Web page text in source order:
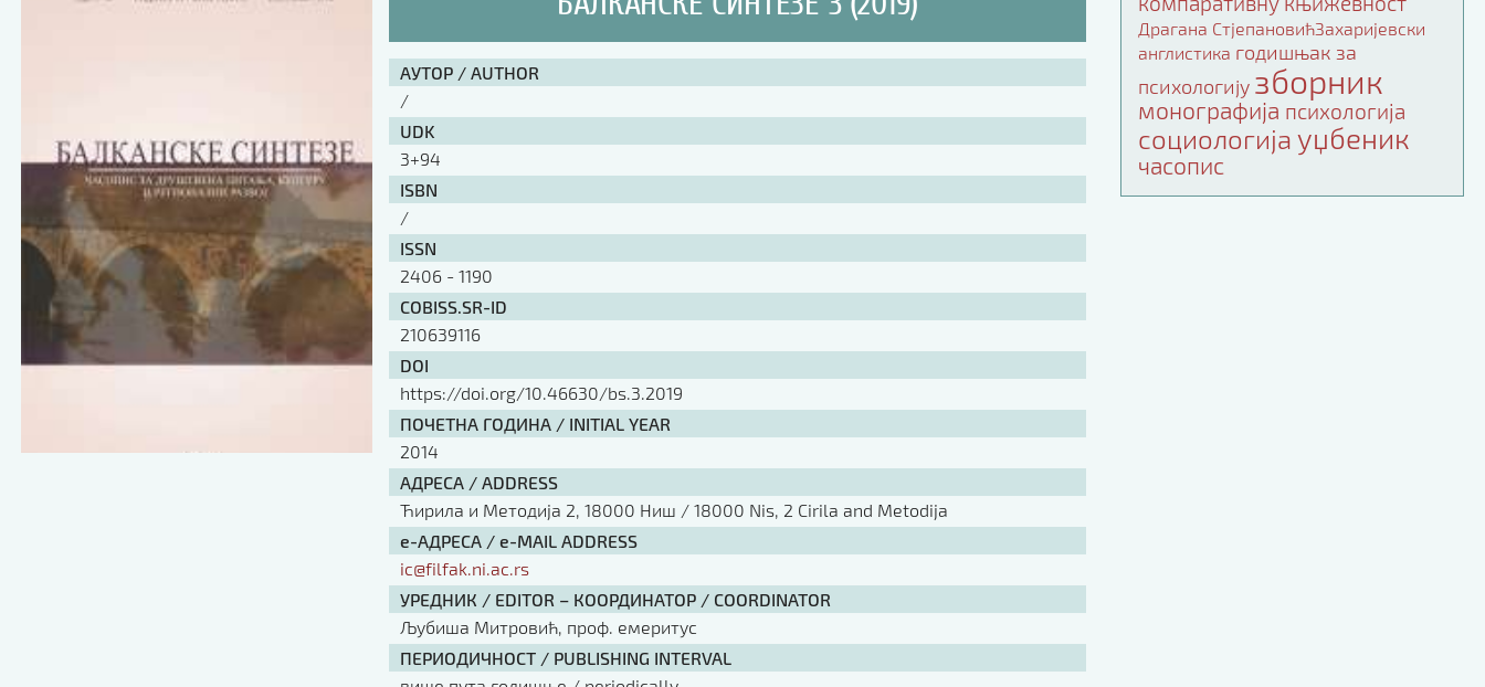
АУТОР / AUTHOR
/
UDK
3+94
ISBN
/
ISSN
2406 - 1190
COBISS.SR-ID
210639116
DOI
https://doi.org/10.46630/bs.3.2019
ПОЧЕТНА ГОДИНА / INITIAL YEAR
2014
АДРЕСА / ADDRESS
Ћирила и Методија 2, 18000 Ниш / 18000 Nis, 2 Cirila and Metodija
е-АДРЕСА / e-MAIL ADDRESS
ic@filfak.ni.ac.rs
УРЕДНИК / EDITOR – КООРДИНАТОР / COORDINATOR
Љубиша Митровић, проф. емеритус
ПЕРИОДИЧНОСТ / PUBLISHING INTERVAL
Драгана СтјепановићЗахаријевски
англистика годишњак за
психологију зборник
монографија психологија
социологија уџбеник
часопис